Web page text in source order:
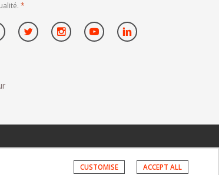
*
ACCEPT ALL
CUSTOMISE